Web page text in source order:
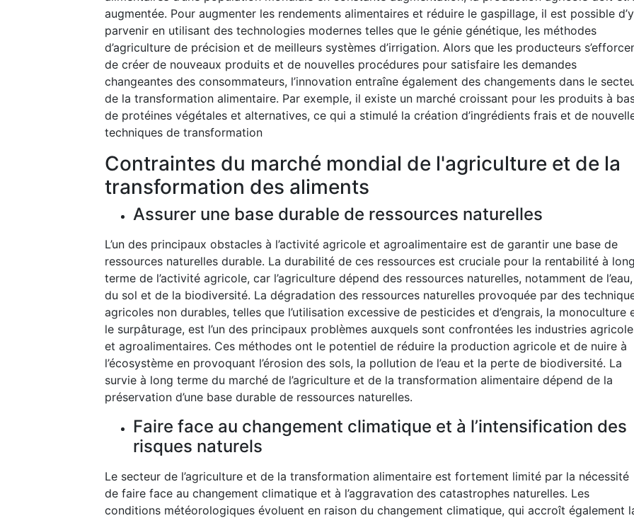
augmentée. Pour augmenter les rendements alimentaires et réduire le gaspillage, il est possible d’y
parvenir en utilisant des technologies modernes telles que le génie génétique, les méthodes
d’agriculture de précision et de meilleurs systèmes d’irrigation. Alors que les producteurs
de créer de nouveaux produits et de nouvelles procédures pour satisfaire les demandes
changeantes des consommateurs, l’innovation entraîne également des changements dans le
de la transformation alimentaire. Par exemple, il existe un marché croissant pour les produits à
de protéines végétales et alternatives, ce qui a stimulé la création d’ingrédients frais et de
techniques de transformation
Contraintes du marché mondial de l'agriculture et de la
transformation des aliments
Assurer une base durable de ressources naturelles
L’un des principaux obstacles à l’activité agricole et agroalimentaire est de garantir une base de
ressources naturelles durable. La durabilité de ces ressources est cruciale pour la rentabilité à long
terme de l’activité agricole, car l’agriculture dépend des ressources naturelles, notamment de l’eau,
du sol et de la biodiversité. La dégradation des ressources naturelles provoquée par des
agricoles non durables, telles que l’utilisation excessive de pesticides et d’engrais, la monoculture
le surpâturage, est l’un des principaux problèmes auxquels sont confrontées les industries
et agroalimentaires. Ces méthodes ont le potentiel de réduire la production agricole et de nuire à
l’écosystème en provoquant l’érosion des sols, la pollution de l’eau et la perte de biodiversité. La
survie à long terme du marché de l’agriculture et de la transformation alimentaire dépend de la
préservation d’une base durable de ressources naturelles.
Faire face au changement climatique et à l’intensification des
risques naturels
Le secteur de l’agriculture et de la transformation alimentaire est fortement limité par la nécessité
de faire face au changement climatique et à l’aggravation des catastrophes naturelles. Les
conditions météorologiques évoluent en raison du changement climatique, qui accroît également